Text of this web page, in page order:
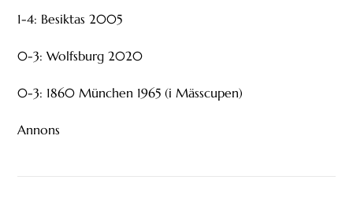
1-4: Besiktas 2005
0-3: Wolfsburg 2020
0-3: 1860 München 1965 (i Mässcupen)
Annons